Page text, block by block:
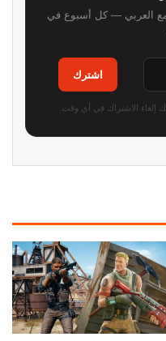
العربي — كل أسبوع في
اشترك
الاشتراك في أي وقت.